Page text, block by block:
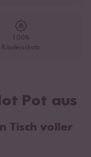
100%
Käuferschutz
Pot aus
Tisch voller